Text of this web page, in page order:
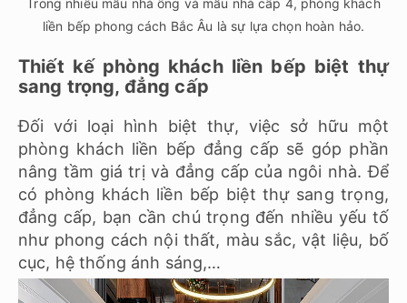
Trong nhiều mẫu nhà ống và mẫu nhà cấp 4, phòng khách
liền bếp phong cách Bắc Âu là sự lựa chọn hoàn hảo.
Thiết kế phòng khách liền bếp biệt thự
sang trọng, đẳng cấp
Đối với loại hình biệt thự, việc sở hữu một
phòng khách liền bếp đẳng cấp sẽ góp phần
nâng tầm giá trị và đẳng cấp của ngôi nhà. Để
có phòng khách liền bếp biệt thự sang trọng,
đẳng cấp, bạn cần chú trọng đến nhiều yếu tố
như phong cách nội thất, màu sắc, vật liệu, bố
cục, hệ thống ánh sáng,…